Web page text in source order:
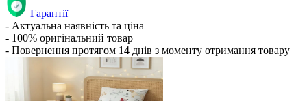
Гарантії
- Актуальна наявність та ціна
- 100% оригінальний товар
- Повернення протягом 14 днів з моменту отримання товару